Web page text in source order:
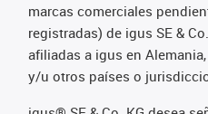
marcas comerciales
registradas) de igus SE &
afiliadas a igus en Alemania,
y/u otros países o